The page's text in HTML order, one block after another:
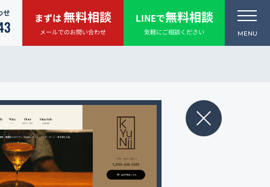
せ まずは無料相談
メールでのお問い合わせ
LINEで無料相談
気軽にご相談ください